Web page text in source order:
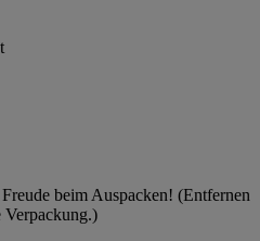
beim Auspacken! (Entfernen
Verpackung.)